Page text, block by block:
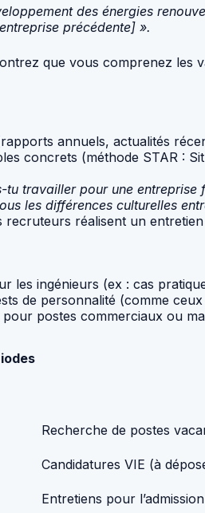
des énergies
précédente] ».
que vous comprenez les
annuels, actualités
concrets (méthode STAR :
tu travailler pour une entreprise
les différences culturelles
recruteurs réalisent un
les ingénieurs (ex : cas
de personnalité (comme
postes commerciaux ou
Recherche de postes
Candidatures VIE (à
Entretiens pour